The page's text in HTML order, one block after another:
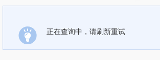
正在查询中，请刷新重试